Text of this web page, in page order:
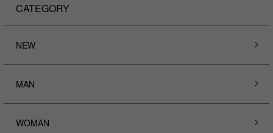
CATEGORY
NEW
MAN
WOMAN